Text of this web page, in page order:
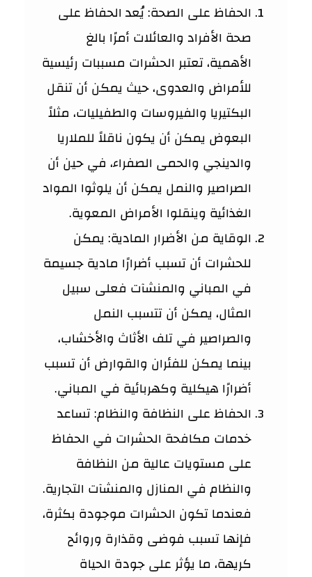
الحفاظ على الصحة: يُعد الحفاظ على
صحة الأفراد والعائلات أمرًا بالغ
الأهمية، تعتبر الحشرات مسببات رئيسية
للأمراض والعدوى، حيث يمكن أن تنقل
البكتيريا والفيروسات والطفيليات، مثلاً
البعوض يمكن أن يكون ناقلاً للملاريا
والدينجي والحمى الصفراء، في حين أن
الصراصير والنمل يمكن أن يلوثوا المواد
الغذائية وينقلوا الأمراض المعوية.
الوقاية من الأضرار المادية: يمكن
للحشرات أن تسبب أضرارًا مادية جسيمة
في المباني والمنشآت فعلى سبيل
المثال، يمكن أن تتسبب النمل
والصراصير في تلف الأثاث والأخشاب،
بينما يمكن للفئران والقوارض أن تسبب
أضرارًا هيكلية وكهربائية في المباني.
الحفاظ على النظافة والنظام: تساعد
خدمات مكافحة الحشرات في الحفاظ
على مستويات عالية من النظافة
والنظام في المنازل والمنشآت التجارية.
فعندما تكون الحشرات موجودة بكثرة،
فإنها تسبب فوضى وقذارة وروائح
كريهة، ما يؤثر على جودة الحياة